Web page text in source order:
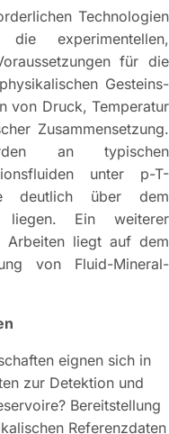
Technologien
experimentellen,
für die
Gesteins-
von Druck, Temperatur
Zusammensetzung.
an typischen
unter p-T-
deutlich über dem
Ein weiterer
Arbeiten liegt auf dem
von Fluid-Mineral-
eignen sich in
zur Detektion und
Bereitstellung
Referenzdaten